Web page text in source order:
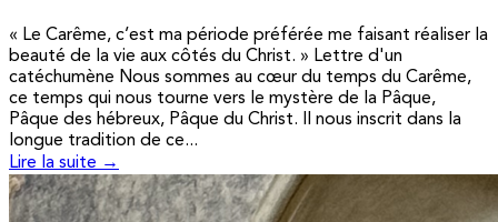
« Le Carême, c’est ma période préférée me faisant réaliser la
beauté de la vie aux côtés du Christ. » Lettre d'un
catéchumène Nous sommes au cœur du temps du Carême,
ce temps qui nous tourne vers le mystère de la Pâque,
Pâque des hébreux, Pâque du Christ. Il nous inscrit dans la
longue tradition de ce...
Lire la suite →